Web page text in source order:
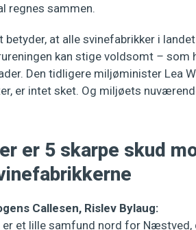
regnes sammen.
betyder, at alle svinefabrikker i
kan stige voldsomt – som
Den tidligere miljøminister Lea
er intet sket. Og miljøets
er 5 skarpe skud
Callesen, Rislev Bylaug:
er et lille samfund nord for